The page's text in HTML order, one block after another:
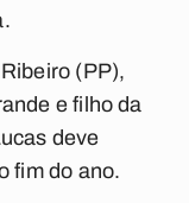
(PP),
e filho da
deve
fim do ano.